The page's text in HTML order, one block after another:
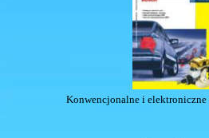
Konwencjonalne i elektroniczne